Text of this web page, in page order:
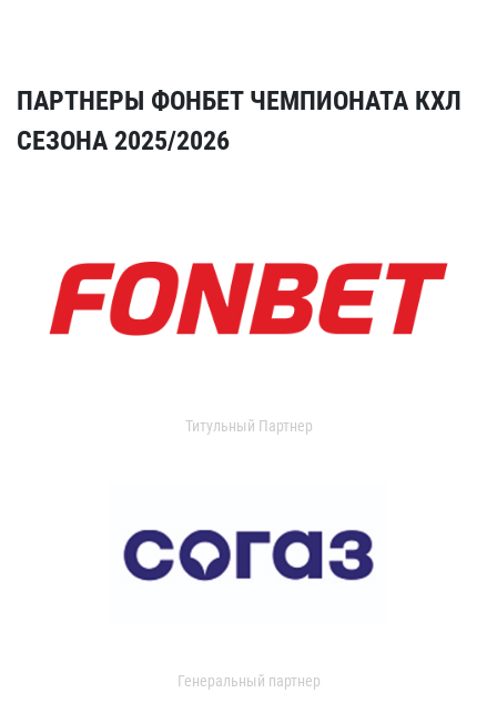
ПАРТНЕРЫ ФОНБЕТ ЧЕМПИОНАТА КХЛ
СЕЗОНА 2025/2026
Титульный Партнер
Генеральный партнер